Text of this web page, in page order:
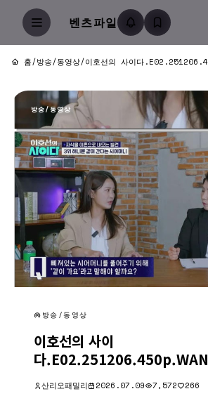
벤츠파일
홈/방송/동영상/이호선의 사이다
방송/동영상
방송/동영상
이호선의 사이
다
산리오패밀리 2026.07.09 7,572 266